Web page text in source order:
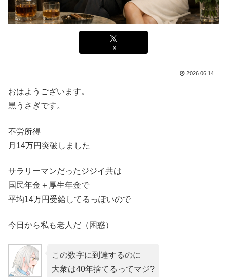
X
2026.06.14
おはようございます。
黒うさぎです。
不労所得
月14万円突破しました
サラリーマンだったジジイ共は
国民年金＋厚生年金で
平均14万円受給してるっぽいので
今日から私も老人だ（困惑）
この数字に到達するのに
大衆は40年捨てるってマジ?